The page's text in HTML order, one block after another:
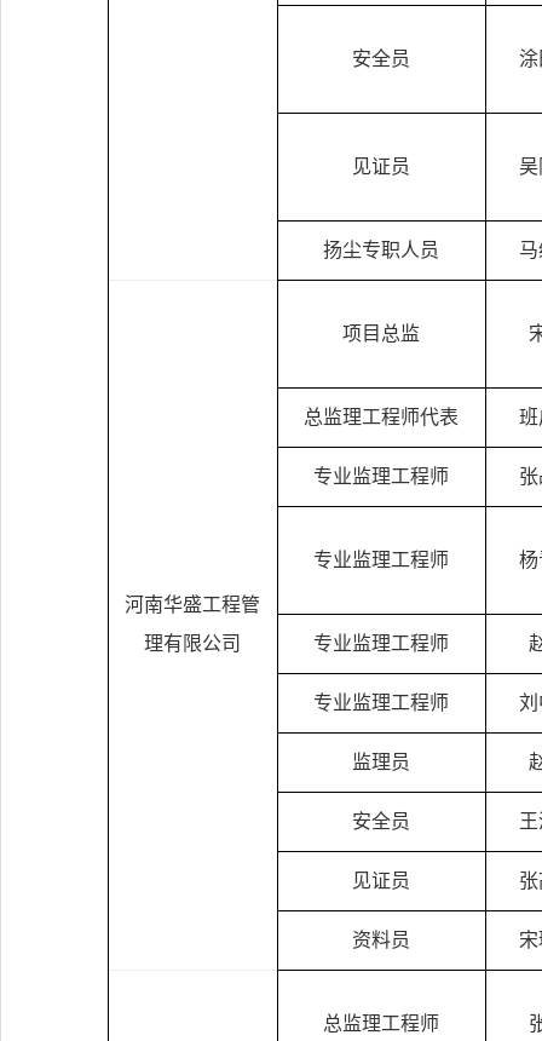
安全员 涂
见证员 吴
扬尘专职人员
河南华盛工程管
理有限公司
项目总监
总监理工程师代表 班
专业监理工程师
专业监理工程师 杨
专业监理工程师
专业监理工程师 刘
监理员
安全员
见证员
资料员
总监理工程师